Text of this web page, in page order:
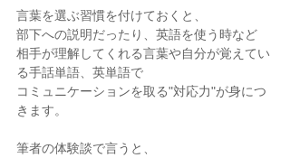
言葉を選ぶ習慣を付けておくと、
部下への説明だったり、英語を使う時など
相手が理解してくれる言葉や自分が覚えてい
る手話単語、英単語で
コミュニケーションを取る"対応力"が身につ
きます。
筆者の体験談で言うと、